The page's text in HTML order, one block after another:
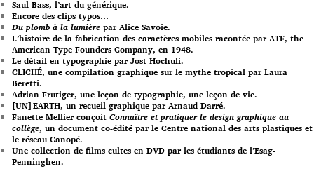
Saul Bass, l’art du générique.
Encore des clips typos…
Du plomb à la lumière par Alice Savoie.
L’histoire de la fabrication des caractères mobiles racontée par ATF, the
American Type Founders Company, en 1948.
Le détail en typographie par Jost Hochuli.
CLICHÉ, une compilation graphique sur le mythe tropical par Laura
Beretti.
Adrian Frutiger, une leçon de typographie, une leçon de vie.
[UN]EARTH, un recueil graphique par Arnaud Darré.
Fanette Mellier conçoit Connaître et pratiquer le design graphique au
collège, un document co-édité par le Centre national des arts plastiques et
le réseau Canopé.
Une collection de films cultes en DVD par les étudiants de l’Esag-
Penninghen.